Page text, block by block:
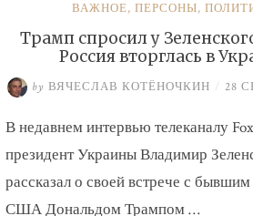
ВАЖНОЕ, ПЕРСОНЫ,
Трамп спросил у
Россия вторглась в
by ВЯЧЕСЛАВ КОТЁНОЧКИН / 28
В недавнем интервью телеканалу
президент Украины Владимир
рассказал о своей встрече с
США Дональдом Трампом …